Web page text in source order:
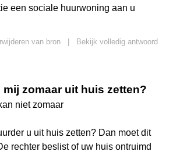
een sociale huurwoning aan u
van bron
Bekijk volledig antwoord
mij zomaar uit huis zetten?
niet zomaar
u uit huis zetten? Dan moet dit
rechter beslist of uw huis ontruimd